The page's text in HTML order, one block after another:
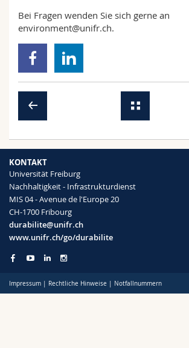
Bei Fragen wenden Sie sich gerne an
environment@unifr.ch.
KONTAKT
Universität Freiburg
Nachhaltigkeit - Infrastrukturdienst
MIS 04 - Avenue de l'Europe 20
CH-1700 Fribourg
durabilite@unifr.ch
www.unifr.ch/go/durabilite
Impressum | Rechtliche Hinweise | Notfallnummern